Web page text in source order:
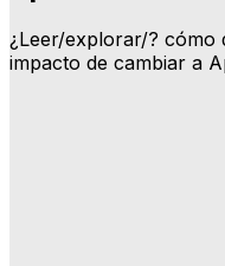
¿Leer/explorar/? cómo
impacto de cambiar a